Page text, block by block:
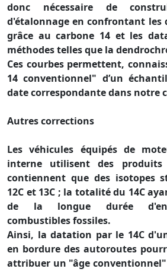
donc nécessaire de
d'étalonnage en confrontant les
grâce au carbone 14 et les
méthodes telles que la
Ces courbes permettent,
14 conventionnel" d’un
date correspondante dans notre
Autres corrections
Les véhicules équipés de
interne utilisent des
contiennent que des isotopes
12C et 13C ; la totalité du 14C
de la longue durée
combustibles fossiles.
Ainsi, la datation par le 14C
en bordure des autoroutes
attribuer un "âge